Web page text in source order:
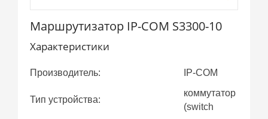
Маршрутизатор IP-COM S3300-10
Характеристики
Производитель: IP-COM
Тип устройства:
коммутатор
(switch